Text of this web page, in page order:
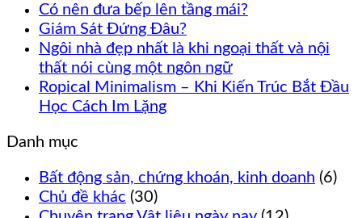
Có nên đưa bếp lên tầng mái?
Giám Sát Đứng Đâu?
Ngôi nhà đẹp nhất là khi ngoại thất và nội
thất nói cùng một ngôn ngữ
Ropical Minimalism – Khi Kiến Trúc Bắt Đầu
Học Cách Im Lặng
Danh mục
Bất động sản, chứng khoán, kinh doanh (6)
Chủ đề khác (30)